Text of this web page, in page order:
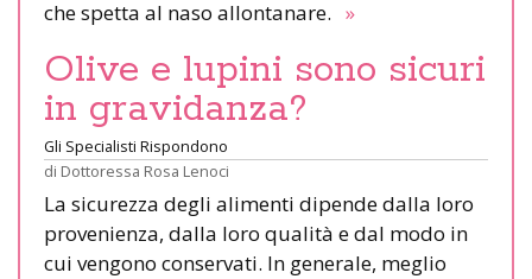
che spetta al naso allontanare. »
Olive e lupini sono sicuri
in gravidanza?
Gli Specialisti Rispondono
di Dottoressa Rosa Lenoci
La sicurezza degli alimenti dipende dalla loro
provenienza, dalla loro qualità e dal modo in
cui vengono conservati. In generale, meglio